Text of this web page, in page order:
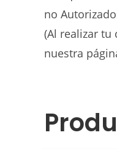
no
(Al realizar tu
nuestra